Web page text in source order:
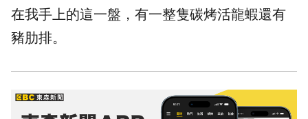
在我手上的這一盤，有一整隻碳烤活龍蝦還有
豬肋排。